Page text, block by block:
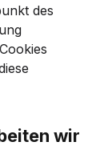
des
wir